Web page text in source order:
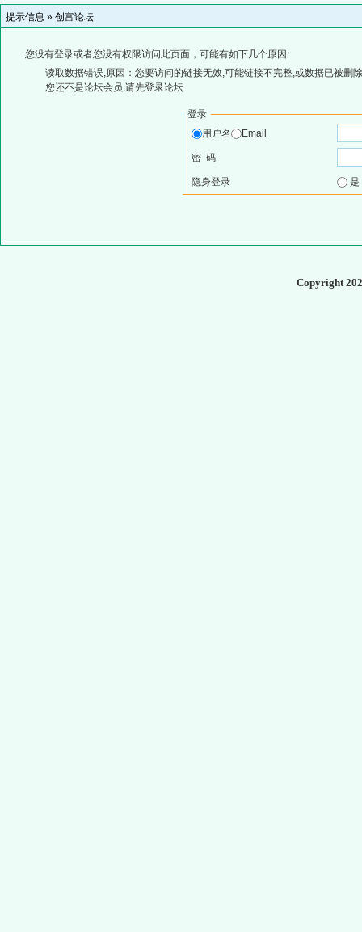
提示信息 » 创富论坛
您没有登录或者您没有权限访问此页面，可能有如下几个原因:
读取数据错误,原因：您要访问的链接无效,可能链接不完整,或数据已被删
您还不是论坛会员,请先登录论坛
登录
用户名
Email
密 码
隐身登录
Copyright